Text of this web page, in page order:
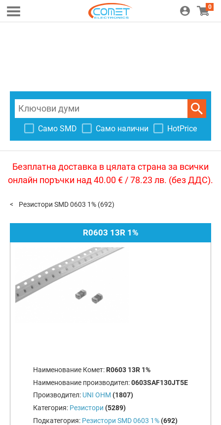
0
Само SMD Само налични HotPrice
Безплатна доставка в цялата страна за всички
онлайн поръчки над 40.00 € / 78.23 лв. (без ДДС).
Резистори SMD 0603 1% (692)
R0603 13R 1%
Наименование Комет: R0603 13R 1%
Наименование производител:0603SAF130JT5E
Производител: UNI OHM (1807)
Категория: Резистори (5289)
Подкатегория: Резистори SMD 0603 1%(692)